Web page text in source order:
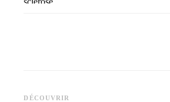
DÉCOUVRIR
Epidiolex et l'état actuel de la